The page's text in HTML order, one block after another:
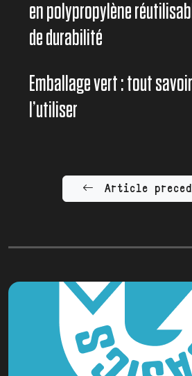
en polypropylène
de durabilité
Emballage vert : tout
l’utiliser
Article